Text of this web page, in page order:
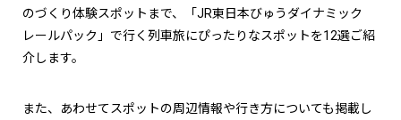
のづくり体験スポットまで、「JR東日本びゅうダイナミック
レールパック」で行く列車旅にぴったりなスポットを12選ご紹
介します。
また、あわせてスポットの周辺情報や行き方についても掲載し